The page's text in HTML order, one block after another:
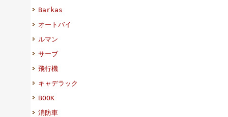
Barkas
オートバイ
ルマン
サーブ
飛行機
キャデラック
BOOK
消防車